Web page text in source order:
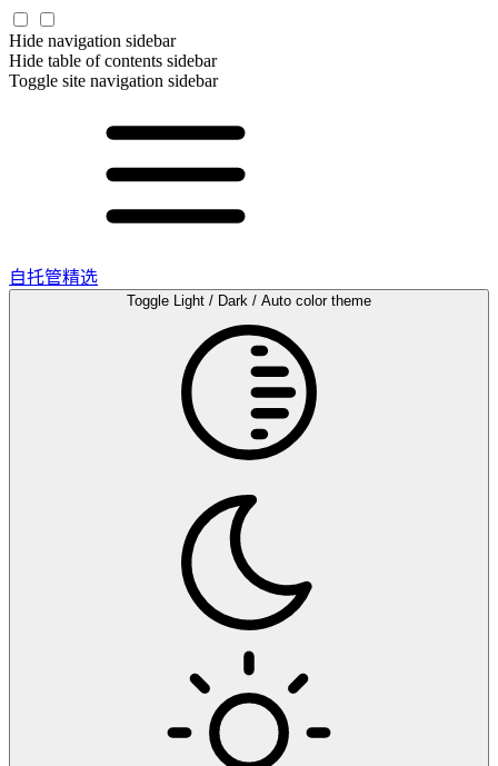
Hide navigation sidebar
Hide table of contents sidebar
Toggle site navigation sidebar
自托管精选
Toggle Light / Dark / Auto color theme